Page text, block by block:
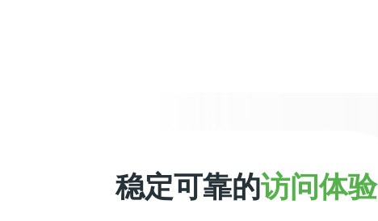
稳定可靠的访问体验